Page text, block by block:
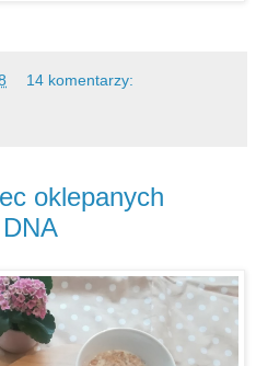
14 komentarzy:
oklepanych